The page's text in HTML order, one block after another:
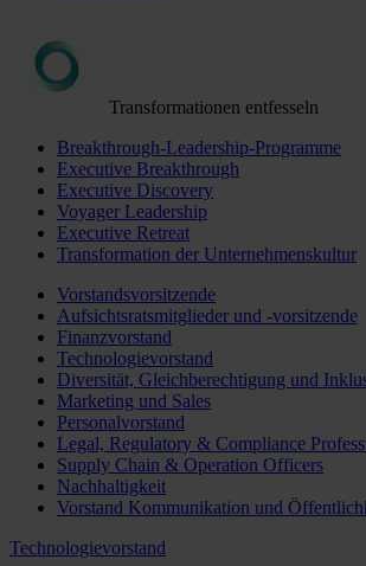
Transformationen entfesseln
Breakthrough-Leadership-Programme
Executive Breakthrough
Executive Discovery
Voyager Leadership
Executive Retreat
Transformation der Unternehmenskultur
Vorstandsvorsitzende
Aufsichtsratsmitglieder und -vorsitzende
Finanzvorstand
Technologievorstand
Diversität, Gleichberechtigung und
Marketing und Sales
Personalvorstand
Legal, Regulatory & Compliance
Supply Chain & Operation Officers
Nachhaltigkeit
Vorstand Kommunikation und
Technologievorstand